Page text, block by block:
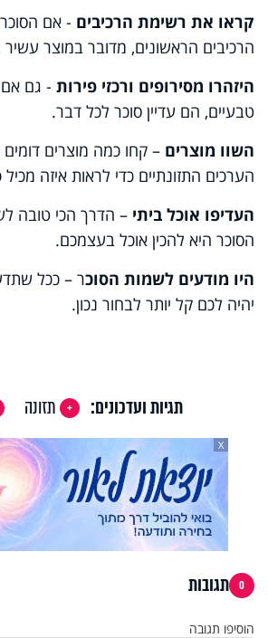
קראו את רשימת הרכיבים - אם
הרכיבים הראשונים, מדובר במוצר עשיר
היזהרו מסירופים ורכזי פירות - גם
טבעיים, הם עדיין סוכר לכל דבר.
השוו מוצרים – קחו כמה מוצרים
הערכים התזונתיים כדי לראות איזה
העדיפו אוכל ביתי – הדרך הכי טובה
הסוכר היא להכין אוכל בעצמכם.
היו מודעים לשמות הסוכר – ככל
יהיה לכם קל יותר לבחור נכון.
תגיות ועדכונים: תזונה
X
0 תגובות
הוסיפו תגובה